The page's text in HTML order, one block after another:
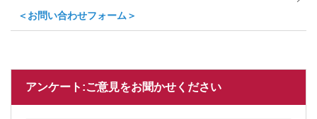
＜お問い合わせフォーム＞
アンケート:ご意見をお聞かせください